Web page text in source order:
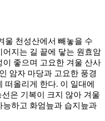
울 천성산에서 빼놓을 수
지는 길 끝에 닿는 원효암
좋으며 고요한 겨울 산사
암자 마당과 고요한 풍경
떠올리게 한다. 이 일대에
은 기복이 크지 않아 겨울
하고 화엄늪과 습지늪과